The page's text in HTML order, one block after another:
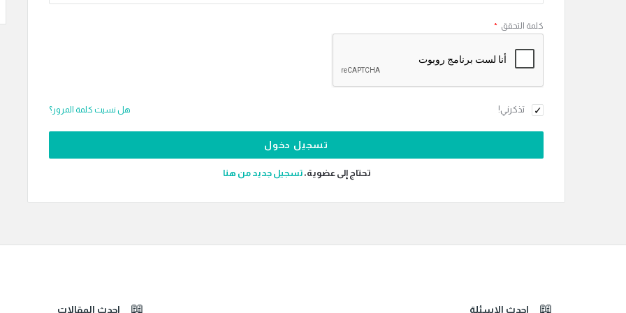
كلمة التحقق *
تذكرني! هل نسيت كلمة المرور؟
تحتاج إلى عضوية،‫تسجيل جديد من هنا
احدث الاسئلة احدث المقالات